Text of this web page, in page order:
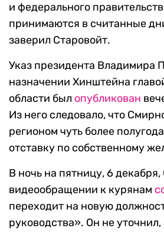
и федерального
принимаются в считанные
заверил Старовойт.
Указ президента Владимира
назначении Хинштейна
области был опубликован
Из него следовало, что
регионом чуть более
отставку по собственному
В ночь на пятницу, 6
видеообращении к курянам
переходит на новую
руководства». Он не уточнил,